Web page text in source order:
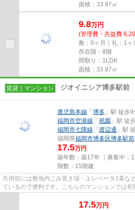
面積：33.97㎡
9.8万円
(管理費・共益費
敷：0ヶ月｜礼：1ヶ
所在階：8階
間取り：1LDK
面積：33.97㎡
賃貸｜マンション ジオイニシア博多駅前
鹿児島本線 「博多 」駅 徒歩9
福岡市空港線 「祇園 」駅 徒
福岡市七隈線 「渡辺通 」駅
福岡県福岡市博多区博多駅前
17.5万円
築年数：築17年 ｜募集中：
階数：15階建
共用部には敷地内ごみ置き場・エレベータ2基な
ているので便利です。こちらのマンションでは初
だけます。空気の入れ替えも簡...
17.5万円